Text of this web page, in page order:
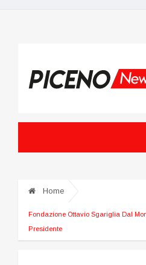
Home
Fondazione Ottavio Sgariglia Dal
Presidente